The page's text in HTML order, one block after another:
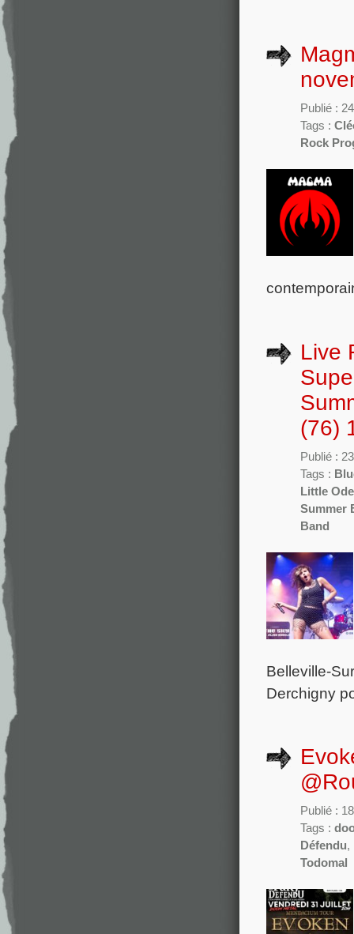
Publié :
Tags :
Rock
Live
(76)
Publié :
Tags :
Little
Summer
Band
Belleville-
Derchigny
Publié :
Tags :
Défendu,
Todomal